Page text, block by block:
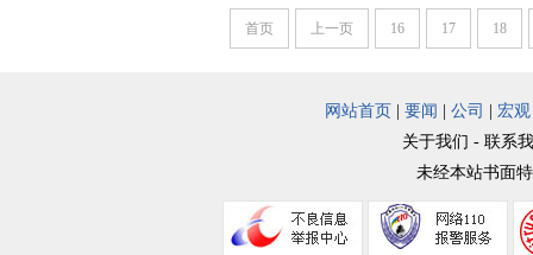
首页 上一页 16 17 18
网站首页 要闻 公司 宏观
关于我们 - 联系
未经本站书面